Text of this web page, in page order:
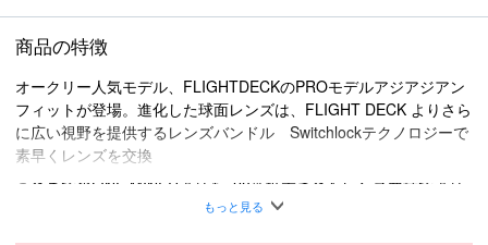
商品の特徴
オークリー人気モデル、FLIGHTDECKのPROモデルアジアジアン
フィットが登場。進化した球面レンズは、FLIGHT DECK よりさら
に広い視野を提供するレンズバンドル Switchlockテクノロジーで
素早くレンズを交換
これまでのLINE MINERよりも+20％拡大されたレンズ面積でより
広い視界を確保。 ダブルレンズと比べ、より視界の歪みはなく、
もっと見る